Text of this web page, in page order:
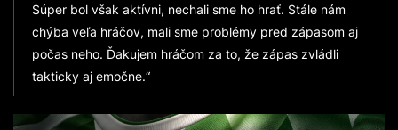
Súper bol však aktívni, nechali sme ho hrať. Stále nám
chýba veľa hráčov, mali sme problémy pred zápasom aj
počas neho. Ďakujem hráčom za to, že zápas zvládli
takticky aj emočne.“